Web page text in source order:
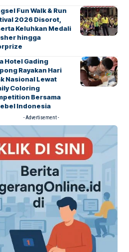
Fun Walk & Run
2026 Disorot,
Keluhkan Medali
hingga
Hotel Gading
Rayakan Hari
Nasional Lewat
Coloring
Bersama
Indonesia
- Advertisement -